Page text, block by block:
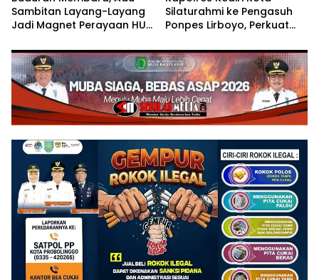
Sambitan Layang-Layang
Jadi Magnet Perayaan HUT
Silaturahmi ke Pengasuh
Ponpes Lirboyo, Perkuat